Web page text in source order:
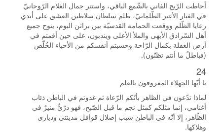
أحاطت الرّيح الفاني بالشّمع الباقي، واستتر جمال الغلام الرّوحانيّ
في الغبار الأغبر الظّلمانيّ، ظلم سلطان سلاطين العشق على أيدي
رعايا الظّلم ووقعت الحمامة القدسيّة بين براثن البوم، ينوح جميع
أهل السّرادق الأبهى والملأ الأعلى ويندبون، على حين أقمتم في
أرض الغفلة بكمال الرّاحة وحسبتم أنفسكم من الأحباء الخُلّص
(فباطلٌ ما أنتم تظنّون).
24
يا أيّها الجهلاء المعروفون بالعلم
لماذا تدّعون في الظاهر بأنّكم الرّعاة ثم غدوتم في الباطن ذئاب
أغنامي، إنما مثلكم كمثل نجم ما قبل الصّبح، فهو درّيٌّ منيرٌ في
الظّاهر، إلا أنّه في الباطن سبب إضلال قوافل مدينتي ودياري
وهلاكها.